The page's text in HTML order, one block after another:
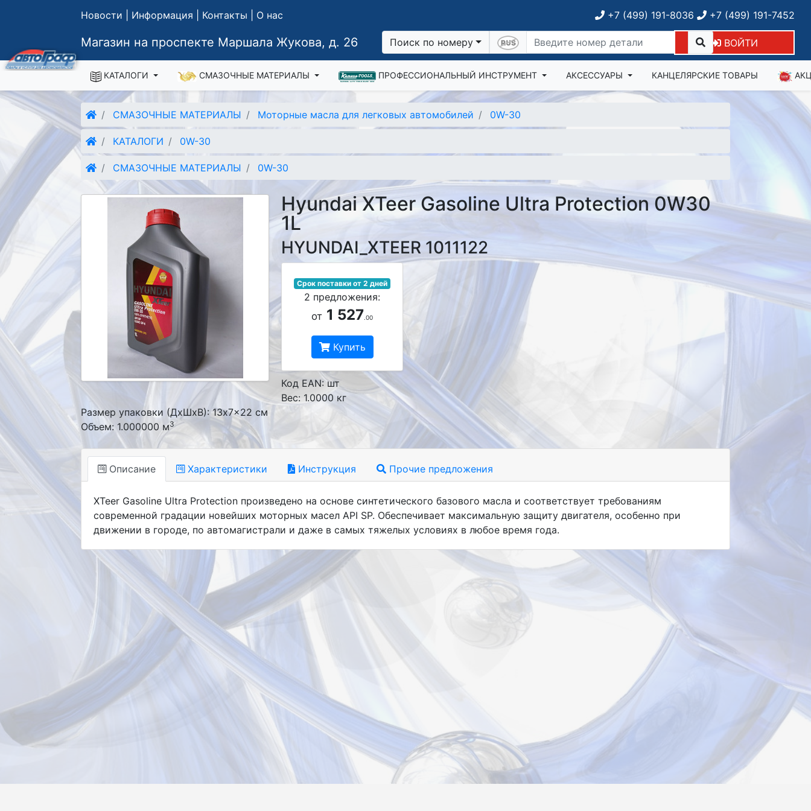
Новости Информация Контакты О нас +7 (499) 191-8036 +7 (499) 191-7452
Магазин на проспекте Маршала Жукова, д. 26 Поиск по номеру ВОЙТИ
КАТАЛОГИ СМАЗОЧНЫЕ МАТЕРИАЛЫ ПРОФЕССИОНАЛЬНЫЙ ИНСТРУМЕНТ АКСЕССУАРЫ КАНЦЕЛЯРСКИЕ ТОВАРЫ
СМАЗОЧНЫЕ МАТЕРИАЛЫ Моторные масла для легковых автомобилей 0W-30
КАТАЛОГИ 0W-30
СМАЗОЧНЫЕ МАТЕРИАЛЫ 0W-30
Hyundai XTeer Gasoline Ultra Protection 0W30
1L
HYUNDAI_XTEER 1011122
Срок поставки от 2 дней
2 предложения:
от 1 527.00
Купить
Код EAN: шт
Вес: 1.0000 кг
Размер упаковки (ДxШxВ): 13x7x22 см
Объем: 1.000000 м3
Описание Характеристики Инструкция Прочие предложения
XTeer Gasoline Ultra Protection произведено на основе синтетического базового масла и соответствует требованиям
современной градации новейших моторных масел API SP. Обеспечивает максимальную защиту двигателя, особенно при
движении в городе, по автомагистрали и даже в самых тяжелых условиях в любое время года.